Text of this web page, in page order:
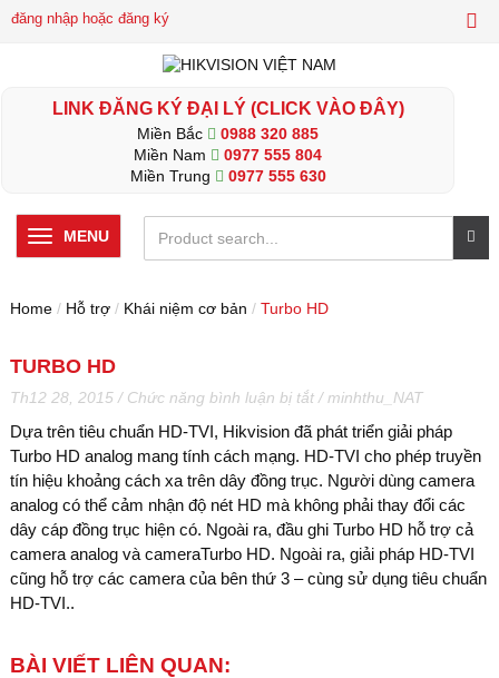
đăng nhập hoặc đăng ký
LINK ĐĂNG KÝ ĐẠI LÝ (CLICK VÀO ĐÂY)
Miền Bắc
0988 320 885
Miền Nam
0977 555 804
Miền Trung
0977 555 630
MENU
Home / Hỗ trợ / Khái niệm cơ bản / Turbo HD
TURBO HD
Th12 28, 2015 / Chức năng bình luận bị tắtở
HD
/ minhthu_NAT
Dựa trên tiêu chuẩn HD-TVI, Hikvision đã phát triển giải pháp
Turbo HD analog mang tính cách mạng. HD-TVI cho phép truyền
tín hiệu khoảng cách xa trên dây đồng trục. Người dùng camera
analog có thể cảm nhận độ nét HD mà không phải thay đổi các
dây cáp đồng trục hiện có. Ngoài ra, đầu ghi Turbo HD hỗ trợ cả
camera analog và cameraTurbo HD. Ngoài ra, giải pháp HD-TVI
cũng hỗ trợ các camera của bên thứ 3 – cùng sử dụng tiêu chuẩn
HD-TVI..
BÀI VIẾT LIÊN QUAN: